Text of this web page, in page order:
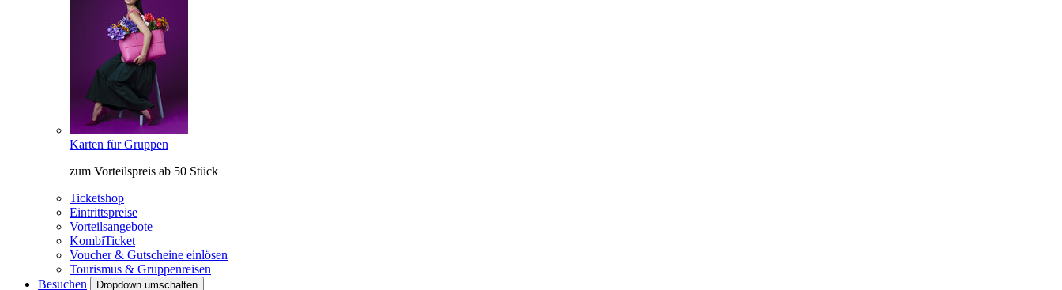
Karten für Gruppen
zum Vorteilspreis ab 50 Stück
Ticketshop
Eintrittspreise
Vorteilsangebote
KombiTicket
Voucher & Gutscheine einlösen
Tourismus & Gruppenreisen
Besuchen
Dropdown umschalten